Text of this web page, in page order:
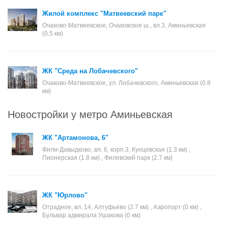
Жилой комплекс "Матвеевский парк"
Очаково-Матвеевское, Очаковское ш., вл.3, Аминьевская
(0.5 км)
ЖК "Среда на Лобачевского"
Очаково-Матвеевское, ул. Лобачевского, Аминьевская (0.8
км)
Новостройки у метро Аминьевская
ЖК "Артамонова, 6"
Фили-Давыдково, вл. 6, корп.3, Кунцевская (1.3 км) ,
Пионерская (1.8 км) , Филевский парк (2.7 км)
ЖК "Юрлово"
Отрадное, вл. 14, Алтуфьево (2.7 км) , Аэропорт (0 км) ,
Бульвар адмирала Ушакова (0 км)